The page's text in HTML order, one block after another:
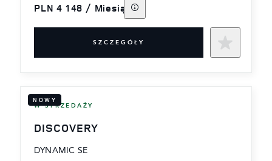
PLN 4 148 / Miesiąc
SZCZEGÓŁY
NOWY
W SPRZEDAŻY
DISCOVERY
DYNAMIC SE